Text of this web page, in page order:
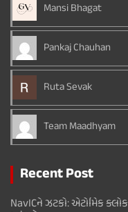
Mansi Bhagat
Pankaj Chauhan
Ruta Sevak
Team Maadhyam
Recent Post
NavICને ઝટકો: એટોમિક